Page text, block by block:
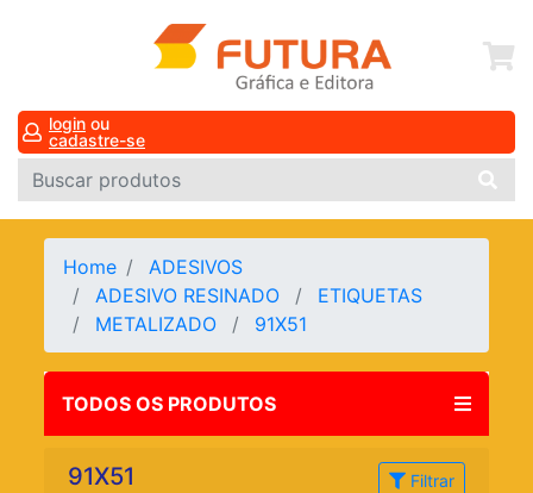
login ou
cadastre-se
Home
ADESIVOS
ADESIVO RESINADO
ETIQUETAS
METALIZADO
91X51
TODOS OS PRODUTOS
91X51 Filtrar